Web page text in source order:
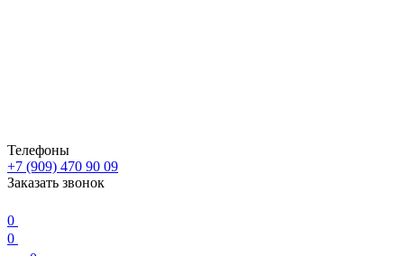
Телефоны
+7 (909) 470 90 09
Заказать звонок
0
0